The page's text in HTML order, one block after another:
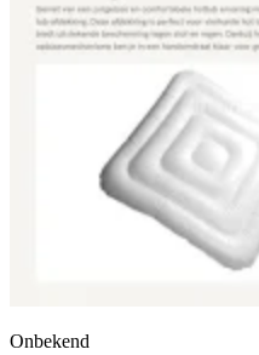
Onbekend